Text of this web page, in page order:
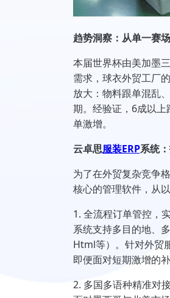
趋势洞察：从单一赛
本届世界杯由美加墨
需求，球衣外贸工厂
放大：物料跟单混乱
期。经验证，6成以
单激增。
云卓思服装ERP系统
为了在外贸复杂竞争
核心的管理软件，从
1. 全流程订单管控，
系统支持多目的地、
Html等）。针对外贸
即便面对短期激增的
2. 多国多语种精准对